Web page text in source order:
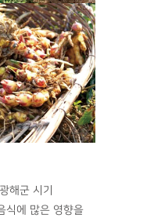
해군 시기
식에 많은 영향을